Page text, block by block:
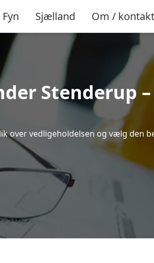
Fyn Sjælland Om / kontakt
Stenderup
over vedligeholdelsen og vælg den